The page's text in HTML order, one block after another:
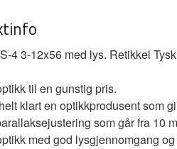
4 3-12x56 med lys. Retikkel
til en gunstig pris.
klart en optikkprodusent som
som går fra 10
med god lysgjennomgang